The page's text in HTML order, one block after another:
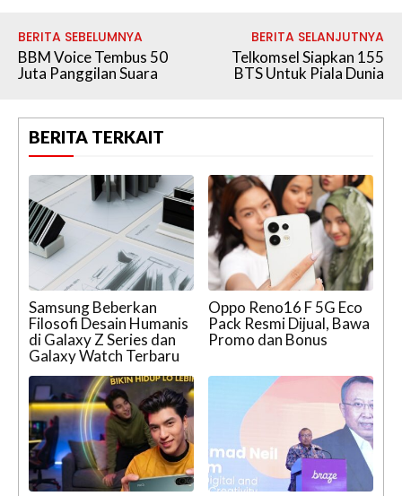
BERITA SEBELUMNYA
BBM Voice Tembus 50
Juta Panggilan Suara
BERITA SELANJUTNYA
Telkomsel Siapkan 155
BTS Untuk Piala Dunia
BERITA TERKAIT
Samsung Beberkan
Filosofi Desain Humanis
di Galaxy Z Series dan
Galaxy Watch Terbaru
Oppo Reno16 F 5G Eco
Pack Resmi Dijual, Bawa
Promo dan Bonus